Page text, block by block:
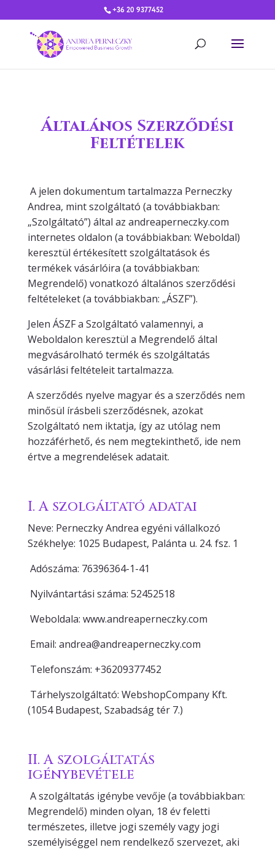
+36 20 9377452
Általános Szerződési
Feltételek
A jelen dokumentum tartalmazza Perneczky
Andrea, mint szolgáltató (a továbbiakban:
„Szolgáltató”) által az andreaperneczky.com
internetes oldalon (a továbbiakban: Weboldal)
keresztül értékesített szolgáltatások és
termékek vásárlóira (a továbbiakban:
Megrendelő) vonatkozó általános szerződési
feltételeket (a továbbiakban: „ÁSZF”).
Jelen ÁSZF a Szolgáltató valamennyi, a
Weboldalon keresztül a Megrendelő által
megvásárolható termék és szolgáltatás
vásárlási feltételeit tartalmazza.
A szerződés nyelve magyar és a szerződés nem
minősül írásbeli szerződésnek, azokat
Szolgáltató nem iktatja, így az utólag nem
hozzáférhető, és nem megtekinthető, ide nem
értve a megrendelések adatait.
I. A szolgáltató adatai
Neve: Perneczky Andrea egyéni vállalkozó
Székhelye: 1025 Budapest, Palánta u. 24. fsz. 1
Adószáma: 76396364-1-41
Nyilvántartási száma: 52452518
Weboldala: www.andreaperneczky.com
Email: andrea@andreaperneczky.com
Telefonszám: +36209377452
Tárhelyszolgáltató: WebshopCompany Kft.
(1054 Budapest, Szabadság tér 7.)
II. A szolgáltatás
igénybevétele
A szolgáltatás igénybe vevője (a továbbiakban:
Megrendelő) minden olyan, 18 év feletti
természetes, illetve jogi személy vagy jogi
személyiséggel nem rendelkező szervezet, aki